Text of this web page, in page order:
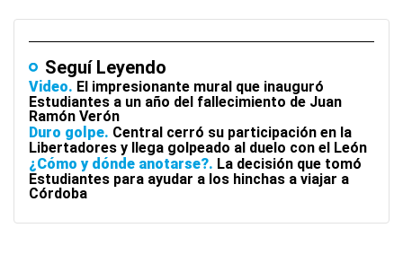
Seguí Leyendo
Video El impresionante mural que inauguró
Estudiantes a un año del fallecimiento de Juan
Ramón Verón
Duro golpe Central cerró su participación en la
Libertadores y llega golpeado al duelo con el León
¿Cómo y dónde anotarse? La decisión que tomó
Estudiantes para ayudar a los hinchas a viajar a
Córdoba